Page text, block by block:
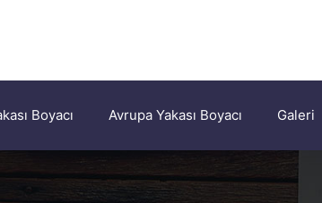
Boyacı Avrupa Yakası Boyacı Galeri